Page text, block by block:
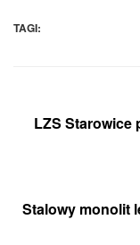
TAGI:
LZS Starowice
Stalowy monolit